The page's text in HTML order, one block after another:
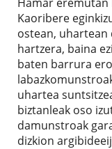
Kaoribere
ostean, uhartean
hartzera, baina
baten barrura
uhartea
biztanleak oso
damunstroak
dizkion